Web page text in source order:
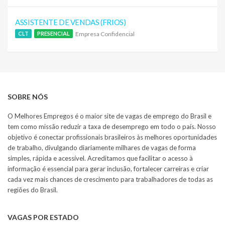
ASSISTENTE DE VENDAS (FRIOS)
CLT PRESENCIAL Empresa Confidencial
SOBRE NÓS
O Melhores Empregos é o maior site de vagas de emprego do Brasil e
tem como missão reduzir a taxa de desemprego em todo o país. Nosso
objetivo é conectar profissionais brasileiros às melhores oportunidades
de trabalho, divulgando diariamente milhares de vagas de forma
simples, rápida e acessível. Acreditamos que facilitar o acesso à
informação é essencial para gerar inclusão, fortalecer carreiras e criar
cada vez mais chances de crescimento para trabalhadores de todas as
regiões do Brasil.
VAGAS POR ESTADO